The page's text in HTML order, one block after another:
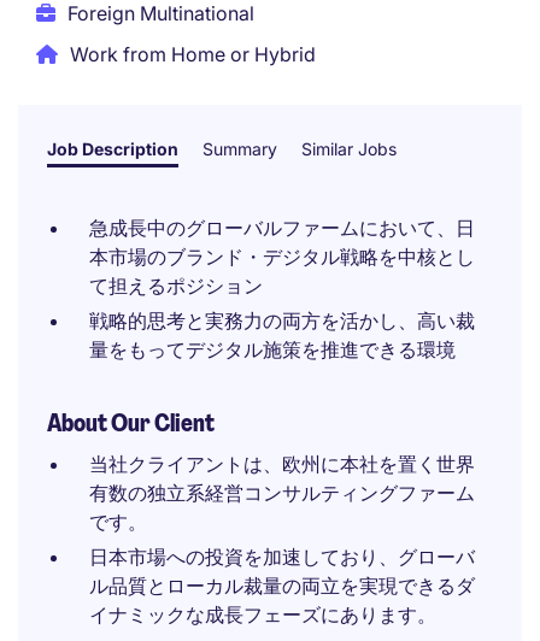
Foreign Multinational
Work from Home or Hybrid
Job Description Summary Similar Jobs
急成長中のグローバルファームにおいて、日
本市場のブランド・デジタル戦略を中核とし
て担えるポジション
戦略的思考と実務力の両方を活かし、高い裁
量をもってデジタル施策を推進できる環境
About Our Client
当社クライアントは、欧州に本社を置く世界
有数の独立系経営コンサルティングファーム
です。
日本市場への投資を加速しており、グローバ
ル品質とローカル裁量の両立を実現できるダ
イナミックな成長フェーズにあります。